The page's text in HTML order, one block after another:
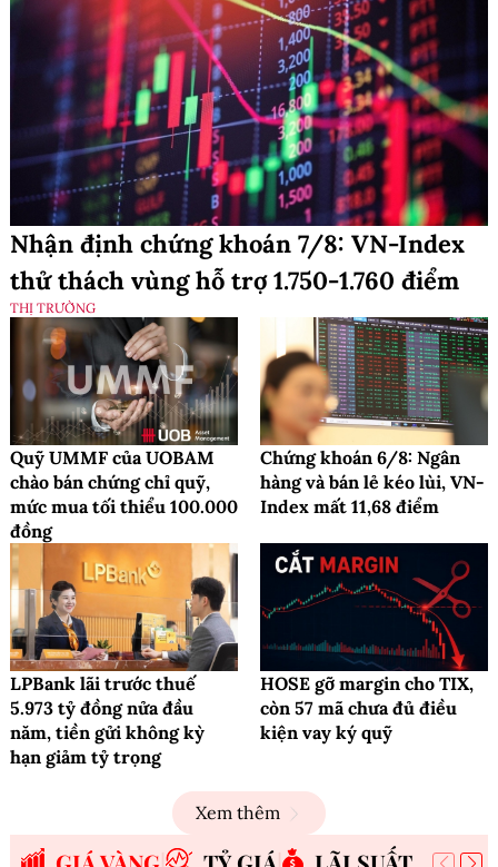
Nhận định chứng khoán 7/8: VN-Index
thử thách vùng hỗ trợ 1.750-1.760 điểm
THỊ TRƯỜNG
Quỹ UMMF của UOBAM
chào bán chứng chỉ quỹ,
mức mua tối thiểu 100.000
đồng
Chứng khoán 6/8: Ngân
hàng và bán lẻ kéo lùi, VN-
Index mất 11,68 điểm
LPBank lãi trước thuế
5.973 tỷ đồng nửa đầu
năm, tiền gửi không kỳ
hạn giảm tỷ trọng
HOSE gỡ margin cho TIX,
còn 57 mã chưa đủ điều
kiện vay ký quỹ
Xem thêm